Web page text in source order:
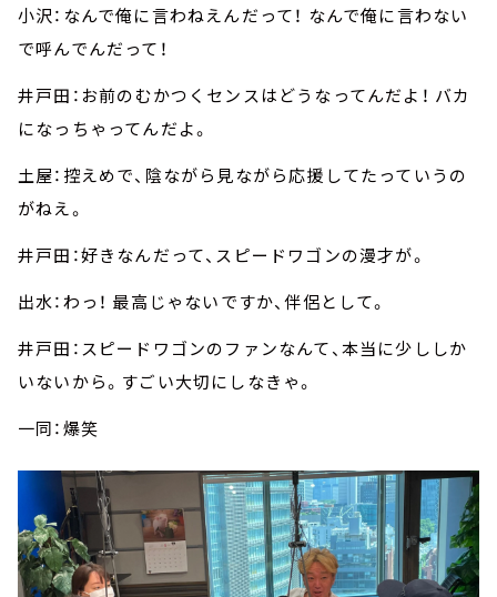
小沢：なんで俺に言わねえんだって！ なんで俺に言わない
で呼んでんだって！
井戸田：お前のむかつくセンスはどうなってんだよ！ バカ
になっちゃってんだよ。
土屋：控えめで、陰ながら見ながら応援してたっていうの
がねえ。
井戸田：好きなんだって、スピードワゴンの漫才が。
出水：わっ！ 最高じゃないですか、伴侶として。
井戸田：スピードワゴンのファンなんて、本当に少ししか
いないから。すごい大切にしなきゃ。
一同：爆笑